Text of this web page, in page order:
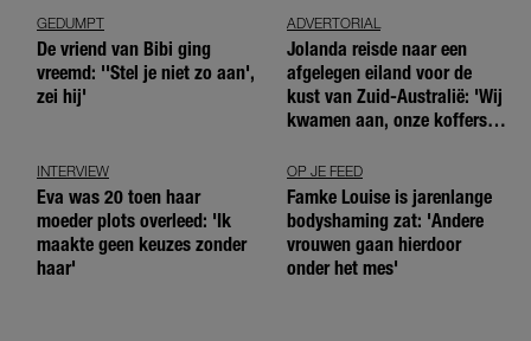
GEDUMPT
De vriend van Bibi ging
vreemd: ''Stel je niet zo aan',
zei hij'
ADVERTORIAL
Jolanda reisde naar een
afgelegen eiland voor de
kust van Zuid-Australië: 'Wij
kwamen aan, onze koffers
INTERVIEW
Eva was 20 toen haar
moeder plots overleed: 'Ik
maakte geen keuzes zonder
haar'
OP JE FEED
Famke Louise is jarenlange
bodyshaming zat: 'Andere
vrouwen gaan hierdoor
onder het mes'